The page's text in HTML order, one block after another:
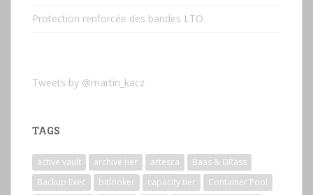
Protection renforcée des bandes LTO
Tweets by @martin_kacz
TAGS
active vault archive tier artesca
Baas & DRass
Backup Exec
bitlooker capacity tier
Container Pool